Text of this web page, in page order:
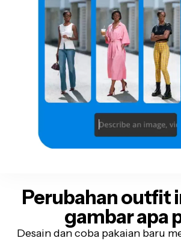
Perubahan outfit
gambar apa
Desain dan coba pakaian baru